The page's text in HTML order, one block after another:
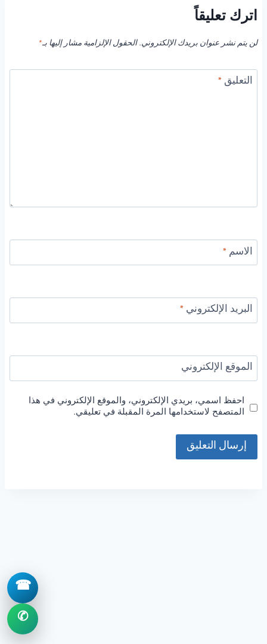
اترك تعليقاً
لن يتم نشر عنوان بريدك الإلكتروني. الحقول الإلزامية مشار إليها بـ*
التعليق*
الاسم*
البريد الإلكتروني *
الموقع الإلكتروني
احفظ اسمي، بريدي الإلكتروني، والموقع الإلكتروني في هذا
المتصفح لاستخدامها المرة المقبلة في تعليقي.
☎
✆